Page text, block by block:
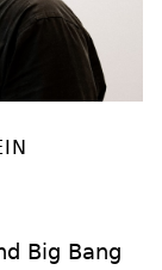
Big Bang